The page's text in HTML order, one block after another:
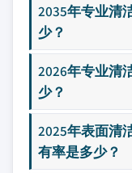
2035年专业清
少？
2026年专业清
少？
2025年表面清
有率是多少？